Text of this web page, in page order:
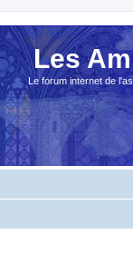
Les
Le forum internet de